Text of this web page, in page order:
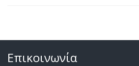
Επικοινωνία